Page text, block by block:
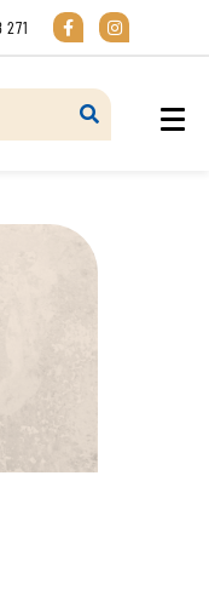
271